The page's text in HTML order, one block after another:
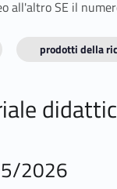
all'altro SE il
prodotti della
2026